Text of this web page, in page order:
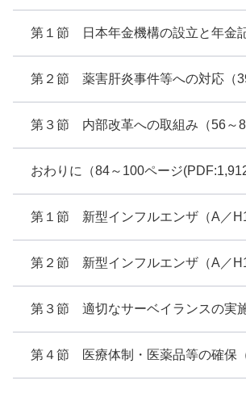
第１節 日本年金機構の設立と年金
第２節 薬害肝炎事件等への対応（
第３節 内部改革への取組み（56～
おわりに（84～100ページ
第１節 新型インフルエンザ（A／
第２節 新型インフルエンザ（A／
第３節 適切なサーベイランスの実
第４節 医療体制・医薬品等の確保